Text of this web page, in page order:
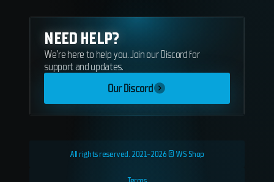
NEED HELP?
We're here to help you. Join our Discord for
support and updates.
Our Discord
All rights reserved. 2021-2026 © WS Shop